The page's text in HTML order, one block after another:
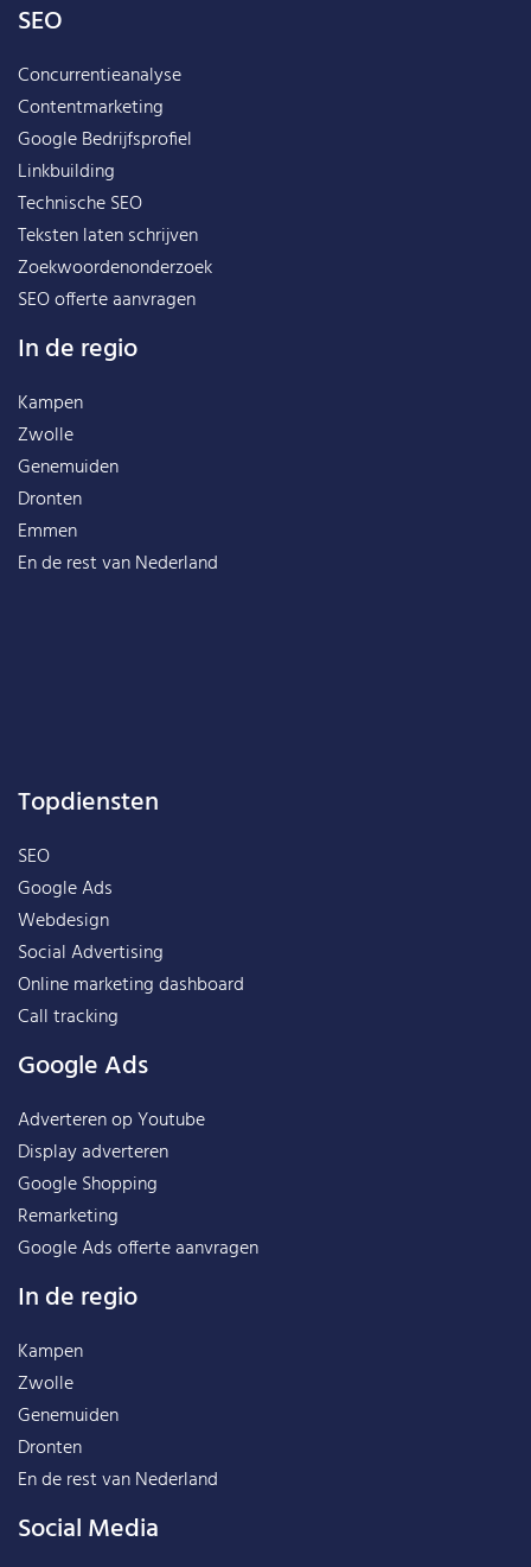
SEO
Concurrentieanalyse
Contentmarketing
Google Bedrijfsprofiel
Linkbuilding
Technische SEO
Teksten laten schrijven
Zoekwoordenonderzoek
SEO offerte aanvragen
In de regio
Kampen
Zwolle
Genemuiden
Dronten
Emmen
En de rest vanNederland
Topdiensten
SEO
Google Ads
Webdesign
Social Advertising
Online marketing dashboard
Call tracking
Google Ads
Adverteren op Youtube
Display adverteren
Google Shopping
Remarketing
Google Ads offerte aanvragen
In de regio
Kampen
Zwolle
Genemuiden
Dronten
En de rest vanNederland
Social Media